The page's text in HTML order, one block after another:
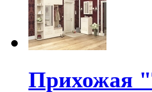
Прихожая